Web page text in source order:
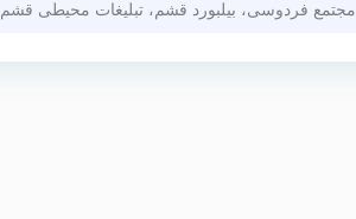
مجتمع فردوسی، بیلبورد قشم، تبلیغات محیطی قشم